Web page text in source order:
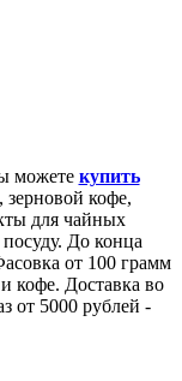
можете купить
зерновой кофе,
для чайных
До конца
от 100 грамм
кофе. Доставка во
от 5000 рублей -